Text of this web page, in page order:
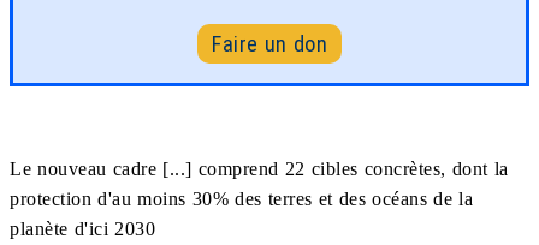
Faire un don
Le nouveau cadre [...] comprend 22 cibles concrètes, dont la
protection d'au moins 30% des terres et des océans de la
planète d'ici 2030